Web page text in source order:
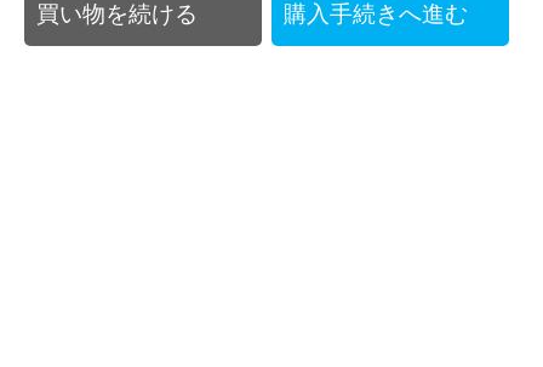
買い物を続ける 購入手続きへ進む